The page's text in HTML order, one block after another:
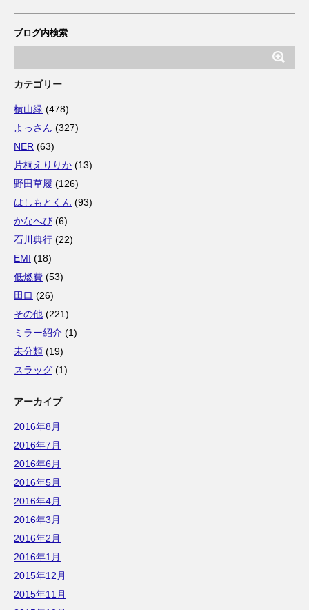
ブログ内検索
カテゴリー
横山緑 (478)
よっさん (327)
NER (63)
片桐えりりか (13)
野田草履 (126)
はしもとくん (93)
かなへび (6)
石川典行 (22)
EMI (18)
低燃費 (53)
田口 (26)
その他 (221)
ミラー紹介 (1)
未分類 (19)
スラッグ (1)
アーカイブ
2016年8月
2016年7月
2016年6月
2016年5月
2016年4月
2016年3月
2016年2月
2016年1月
2015年12月
2015年11月